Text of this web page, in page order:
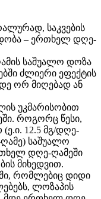
საკვების
– ერთხელ დღე-
საშუალო დოზა
ძლიერი ეფექტის
ორ მიღებად ან
უკმარისობით
როგორც წესი,
12.5 მგ/დღე-
საშუალო
დღე-ღამეში
მიხედვით.
რომლებიც დიდი
ლოზაპის